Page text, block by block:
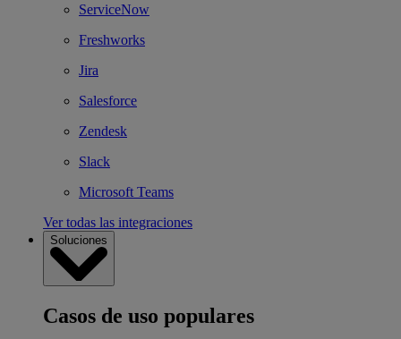
ServiceNow
Freshworks
Jira
Salesforce
Zendesk
Slack
Microsoft Teams
Ver todas las integraciones
Soluciones
Casos de uso populares